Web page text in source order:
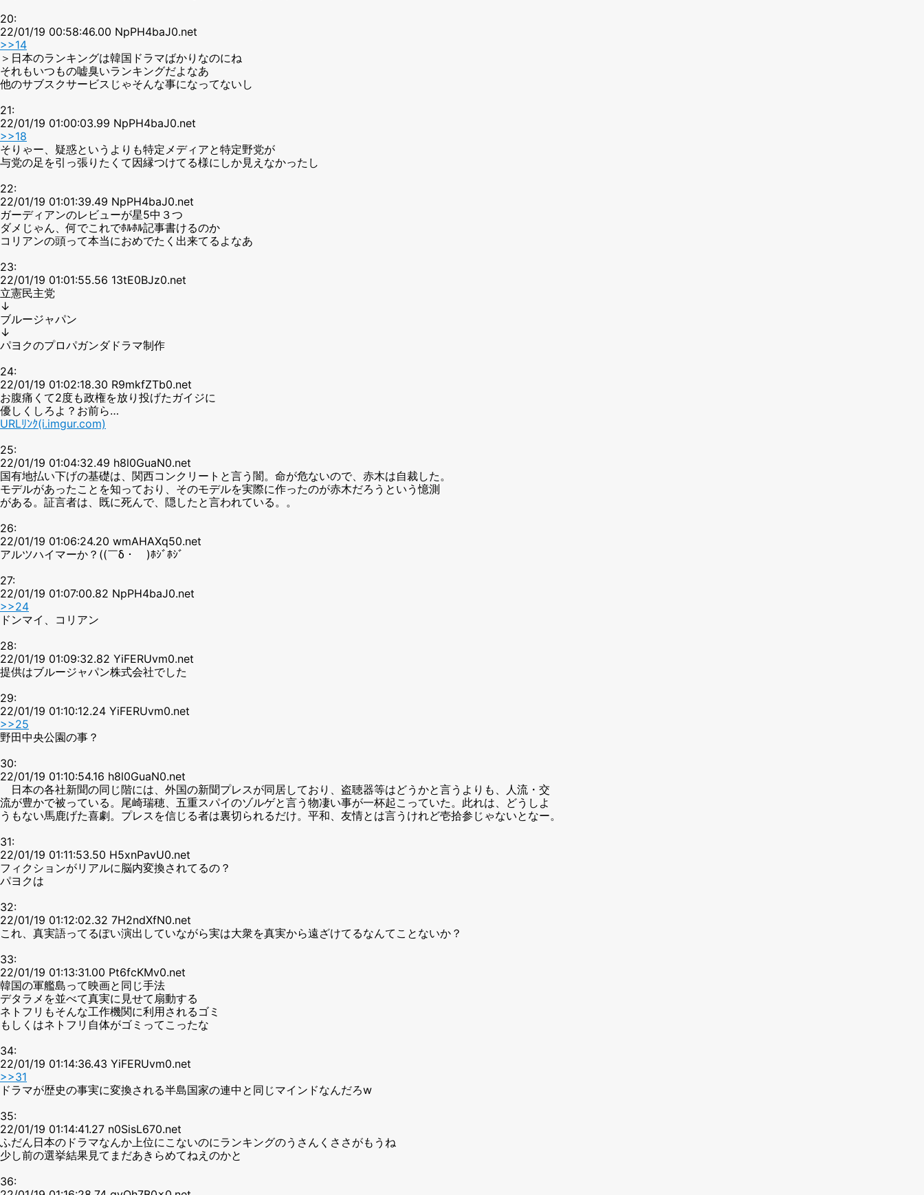
20:
22/01/19 00:58:46.00 NpPH4baJ0.net
>>14
＞日本のランキングは韓国ドラマばかりなのにね
それもいつもの嘘臭いランキングだよなあ
他のサブスクサービスじゃそんな事になってないし
21:
22/01/19 01:00:03.99 NpPH4baJ0.net
>>18
そりゃー、疑惑というよりも特定メディアと特定野党が
与党の足を引っ張りたくて因縁つけてる様にしか見えなかったし
22:
22/01/19 01:01:39.49 NpPH4baJ0.net
ガーディアンのレビューが星5中３つ
ダメじゃん、何でこれでﾎﾙﾎﾙ記事書けるのか
コリアンの頭って本当におめでたく出来てるよなあ
23:
22/01/19 01:01:55.56 13tE0BJz0.net
立憲民主党
↓
ブルージャパン
↓
パヨクのプロパガンダドラマ制作
24:
22/01/19 01:02:18.30 R9mkfZTb0.net
お腹痛くて2度も政権を放り投げたガイジに
優しくしろよ？お前ら…
URLﾘﾝｸ(i.imgur.com)
25:
22/01/19 01:04:32.49 h8l0GuaN0.net
国有地払い下げの基礎は、関西コンクリートと言う闇。命が危ないので、赤木は自裁した。
モデルがあったことを知っており、そのモデルを実際に作ったのが赤木だろうという憶測
がある。証言者は、既に死んで、隠したと言われている。。
26:
22/01/19 01:06:24.20 wmAHAXq50.net
アルツハイマーか？((￣δ・￣)ﾎｼﾞﾎｼﾞ
27:
22/01/19 01:07:00.82 NpPH4baJ0.net
>>24
ドンマイ、コリアン
28:
22/01/19 01:09:32.82 YiFERUvm0.net
提供はブルージャパン株式会社でした
29:
22/01/19 01:10:12.24 YiFERUvm0.net
>>25
野田中央公園の事？
30:
22/01/19 01:10:54.16 h8l0GuaN0.net
日本の各社新聞の同じ階には、外国の新聞プレスが同居しており、盗聴器等はどうかと言うよりも、人流・交
流が豊かで被っている。尾崎瑞穂、五重スパイのゾルゲと言う物凄い事が一杯起こっていた。此れは、どうしよ
うもない馬鹿げた喜劇。プレスを信じる者は裏切られるだけ。平和、友情とは言うけれど壱拾参じゃないとなー。
31:
22/01/19 01:11:53.50 H5xnPavU0.net
フィクションがリアルに脳内変換されてるの？
パヨクは
32:
22/01/19 01:12:02.32 7H2ndXfN0.net
これ、真実語ってるぽい演出していながら実は大衆を真実から遠ざけてるなんてことないか？
33:
22/01/19 01:13:31.00 Pt6fcKMv0.net
韓国の軍艦島って映画と同じ手法
デタラメを並べて真実に見せて扇動する
ネトフリもそんな工作機関に利用されるゴミ
もしくはネトフリ自体がゴミってこったな
34:
22/01/19 01:14:36.43 YiFERUvm0.net
>>31
ドラマが歴史の事実に変換される半島国家の連中と同じマインドなんだろw
35:
22/01/19 01:14:41.27 n0SisL670.net
ふだん日本のドラマなんか上位にこないのにランキングのうさんくささがもうね
少し前の選挙結果見てまだあきらめてねえのかと
36: